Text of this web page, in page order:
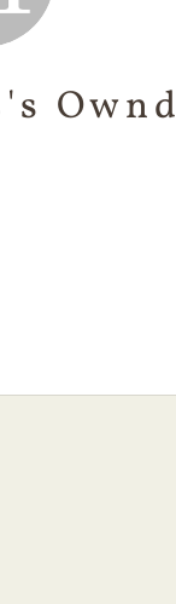
Ownd